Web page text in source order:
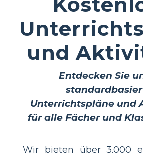
und
Entdecken Sie
Unterrichtspläne und
für alle Fächer und
Wir bieten über 3.000